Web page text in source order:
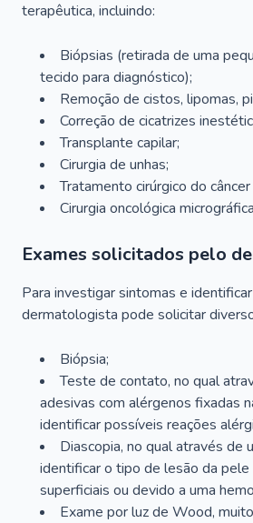
terapêutica, incluindo:
Biópsias (retirada de uma
tecido para diagnóstico);
Remoção de cistos, lipomas,
Correção de cicatrizes
Transplante capilar;
Cirurgia de unhas;
Tratamento cirúrgico do
Cirurgia oncológica
Exames solicitados pelo
Para investigar sintomas e
dermatologista pode solicitar
Biópsia;
Teste de contato, no qual
adesivas com alérgenos fixadas
identificar possíveis reações
Diascopia, no qual através de
identificar o tipo de lesão da
superficiais ou devido a uma
Exame por luz de Wood,